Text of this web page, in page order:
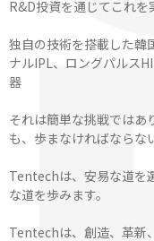
R&D投資を通じてこれを
独自の技術を搭載した韓
ナルIPL、ロングパルス
器
それは簡単な挑戦ではあ
も、歩まなければならな
Tentechは、安易な道を
な道を歩みます。
Tentechは、創造、革新